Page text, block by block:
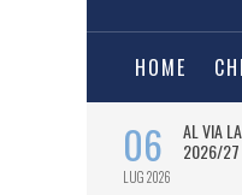
HOME
06
LUG 2026
AL VIA
2026/27